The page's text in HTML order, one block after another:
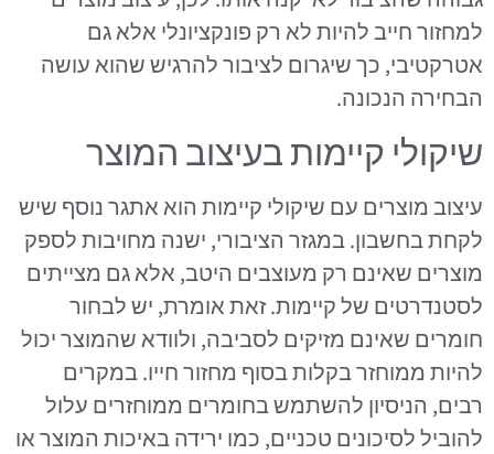
למחזור חייב להיות לא רק פונקציונלי אלא גם
אטרקטיבי, כך שיגרום לציבור להרגיש שהוא עושה
הבחירה הנכונה.
שיקולי קיימות בעיצוב המוצר
עיצוב מוצרים עם שיקולי קיימות הוא אתגר נוסף שיש
לקחת בחשבון. במגזר הציבורי, ישנה מחויבות לספק
מוצרים שאינם רק מעוצבים היטב, אלא גם מצייתים
לסטנדרטים של קיימות. זאת אומרת, יש לבחור
חומרים שאינם מזיקים לסביבה, ולוודא שהמוצר יכול
להיות ממוחזר בקלות בסוף מחזור חייו. במקרים
רבים, הניסיון להשתמש בחומרים ממוחזרים עלול
להוביל לסיכונים טכניים, כמו ירידה באיכות המוצר או